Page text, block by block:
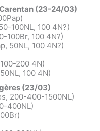
(23-24/03)
100NL, 100 4N?)
100Br, 100 4N?)
50NL, 100 4N?)
200 4N)
100 4N)
(23/03)
200-400-1500NL)
400NL)